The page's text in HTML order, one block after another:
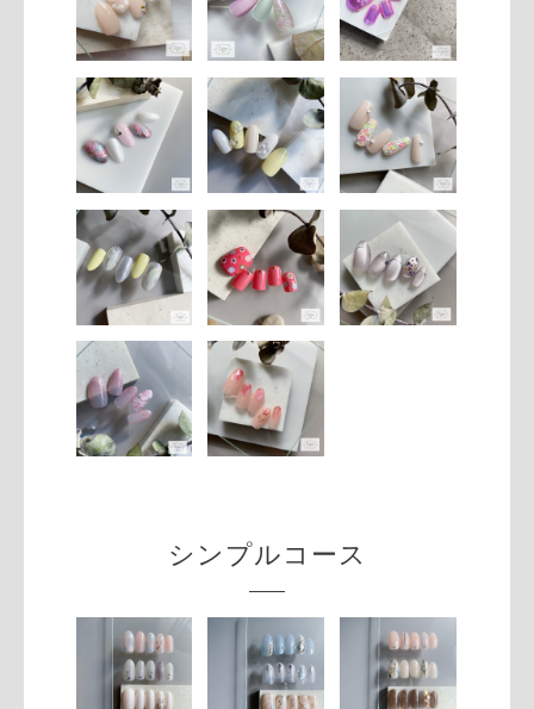
シンプルコース